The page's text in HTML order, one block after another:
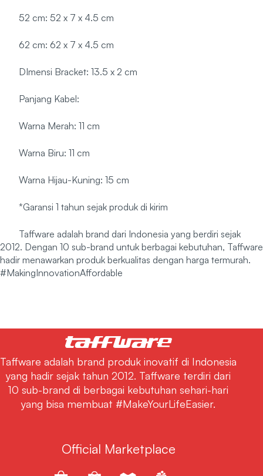
52 cm: 52 x 7 x 4.5 cm
62 cm: 62 x 7 x 4.5 cm
DImensi Bracket: 13.5 x 2 cm
Panjang Kabel:
Warna Merah: 11 cm
Warna Biru: 11 cm
Warna Hijau-Kuning: 15 cm
*Garansi 1 tahun sejak produk di kirim
Taffware adalah brand dari Indonesia yang berdiri sejak
2012. Dengan 10 sub-brand untuk berbagai kebutuhan, Taffware
hadir menawarkan produk berkualitas dengan harga termurah.
#MakingInnovationAffordable
Taffware adalah brand produk inovatif di Indonesia
yang hadir sejak tahun 2012. Taffware terdiri dari
10 sub-brand di berbagai kebutuhan sehari-hari
yang bisa membuat #MakeYourLifeEasier.
Official Marketplace